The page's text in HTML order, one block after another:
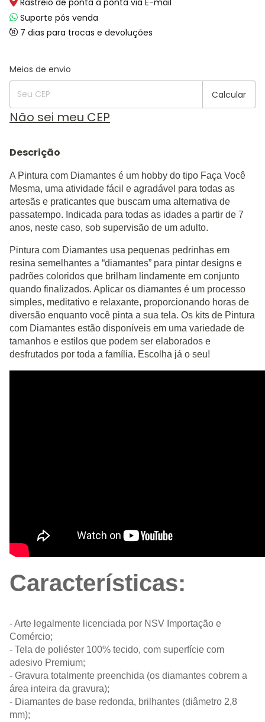
Rastreio de ponta a ponta via E-mail
Suporte pós venda
7 dias para trocas e devoluções
Entregas para o CEP:
Meios de envio
Calcular
Não sei meu CEP
Descrição
A Pintura com Diamantes é um hobby do tipo Faça Você
Mesma, uma atividade fácil e agradável para todas as
artesãs e praticantes que buscam uma alternativa de
passatempo. Indicada para todas as idades a partir de 7
anos, neste caso, sob supervisão de um adulto.
Pintura com Diamantes usa pequenas pedrinhas em
resina semelhantes a “diamantes” para pintar designs e
padrões coloridos que brilham lindamente em conjunto
quando finalizados. Aplicar os diamantes é um processo
simples, meditativo e relaxante, proporcionando horas de
diversão enquanto você pinta a sua tela. Os kits de Pintura
com Diamantes estão disponíveis em uma variedade de
tamanhos e estilos que podem ser elaborados e
desfrutados por toda a família. Escolha já o seu!
Características:
- Arte legalmente licenciada por NSV Importação e
Comércio;
- Tela de poliéster 100% tecido, com superfície com
adesivo Premium;
- Gravura totalmente preenchida (os diamantes cobrem a
área inteira da gravura);
- Diamantes de base redonda, brilhantes (diâmetro 2,8
mm);